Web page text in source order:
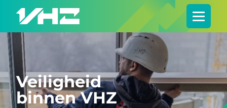
Veiligheid
binnen VHZ